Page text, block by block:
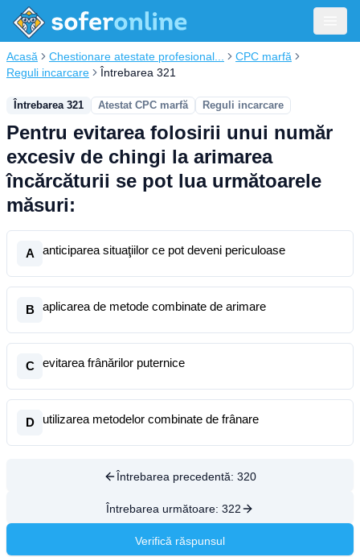
Acasă Chestionare atestate profesional...
CPC marfă
Reguli incarcare
Întrebarea 321
Întrebarea 321 Atestat CPC marfă Reguli incarcare
Pentru evitarea folosirii unui număr
excesiv de chingi la arimarea
încărcăturii se pot lua următoarele
măsuri:
A anticiparea situaţiilor ce pot deveni periculoase
B aplicarea de metode combinate de arimare
C evitarea frânărilor puternice
D utilizarea metodelor combinate de frânare
Întrebarea precedentă: 320
Întrebarea următoare: 322
Verifică răspunsul